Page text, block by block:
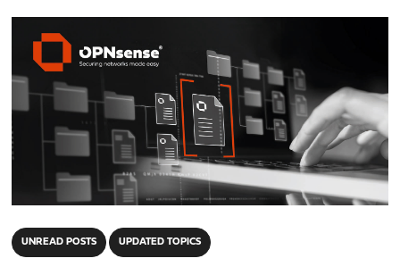
UNREAD POSTS UPDATED TOPICS